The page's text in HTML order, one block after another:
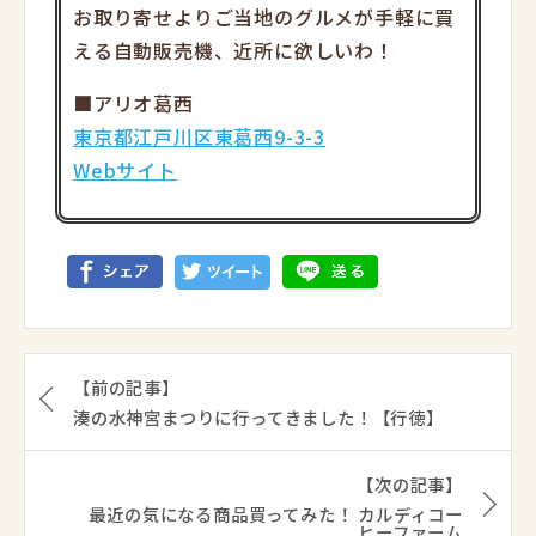
お取り寄せよりご当地のグルメが手軽に買
える自動販売機、近所に欲しいわ！
■アリオ葛西
東京都江戸川区東葛西9-3-3
Webサイト
【前の記事】
湊の水神宮まつりに行ってきました！【行徳】
【次の記事】
最近の気になる商品買ってみた！ カルディコー